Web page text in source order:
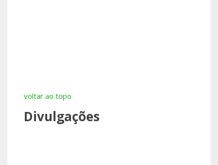
voltar ao topo
Divulgações